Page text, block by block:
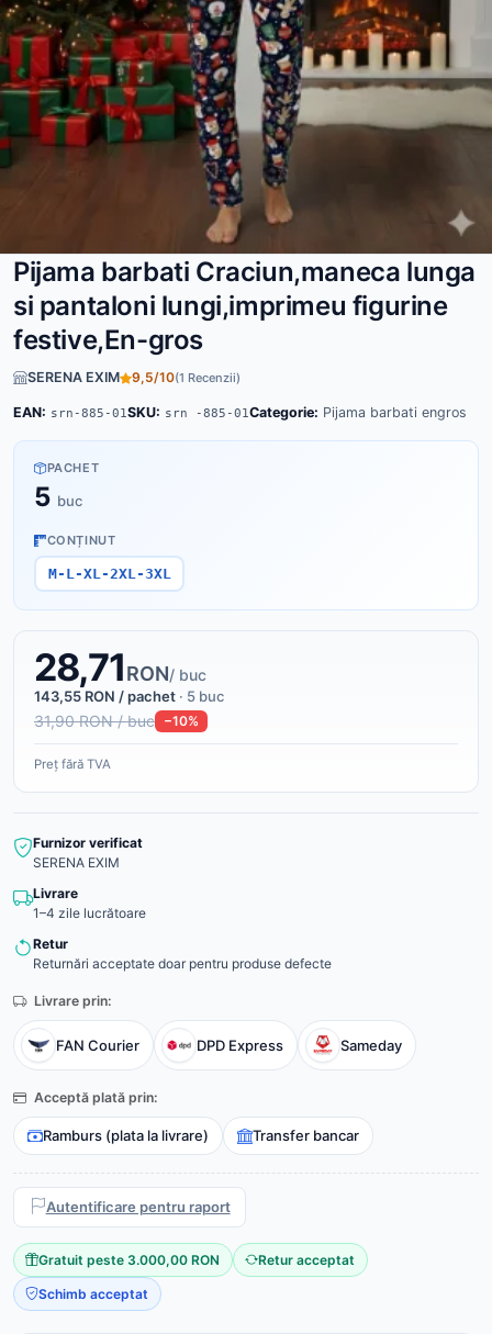
Pijama barbati Craciun,maneca lunga
si pantaloni lungi,imprimeu figurine
festive,En-gros
SERENA EXIM 9,5/10(1 Recenzii)
EAN: srn-885-01SKU: srn -885-01Categorie: Pijama barbati engros
PACHET
5 buc
CONȚINUT
M-L-XL-2XL-3XL
28,71RON/ buc
143,55 RON / pachet · 5 buc
31,90 RON / buc −10%
Preț fără TVA
Furnizor verificat
SERENA EXIM
Livrare
1–4 zile lucrătoare
Retur
Returnări acceptate doar pentru produse defecte
Livrare prin:
FAN Courier DPD Express Sameday
Acceptă plată prin:
Ramburs (plata la livrare) Transfer bancar
Autentificare pentru raport
Gratuit peste 3.000,00 RON Retur acceptat
Schimb acceptat